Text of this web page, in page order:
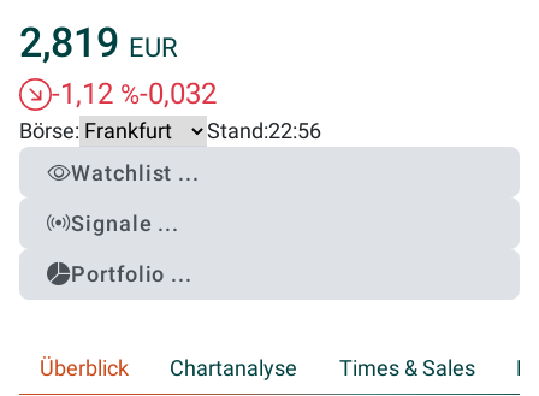
2,819 EUR
-1,12 %-0,032
Börse: Stand:22:56
Watchlist ...
Signale ...
Portfolio ...
Überblick Chartanalyse Times & Sales